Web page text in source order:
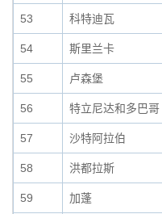
53 科特迪瓦
54 斯里兰卡
55 卢森堡
56 特立尼达和多巴哥
57 沙特阿拉伯
58 洪都拉斯
59 加蓬